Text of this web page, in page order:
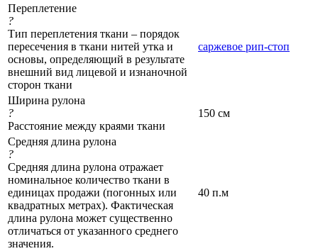
Переплетение
?
Тип переплетения ткани – порядок
пересечения в ткани нитей утка и
основы, определяющий в результате
внешний вид лицевой и изнаночной
сторон ткани
саржевое рип-стоп
Ширина рулона
?
Расстояние между краями ткани
150 см
Средняя длина рулона
?
Средняя длина рулона отражает
номинальное количество ткани в
единицах продажи (погонных или
квадратных метрах). Фактическая
длина рулона может существенно
отличаться от указанного среднего
значения.
40 п.м